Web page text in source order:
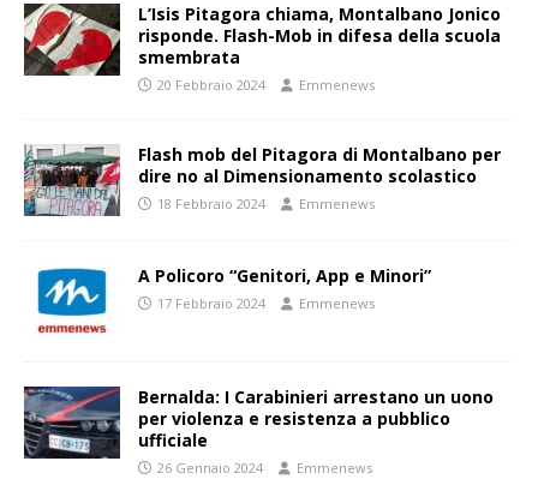
L’Isis Pitagora chiama, Montalbano Jonico
risponde. Flash-Mob in difesa della scuola
smembrata
20 Febbraio 2024 Emmenews
Flash mob del Pitagora di Montalbano per
dire no al Dimensionamento scolastico
18 Febbraio 2024 Emmenews
A Policoro “Genitori, App e Minori”
17 Febbraio 2024 Emmenews
Bernalda: I Carabinieri arrestano un uono
per violenza e resistenza a pubblico
ufficiale
26 Gennaio 2024 Emmenews